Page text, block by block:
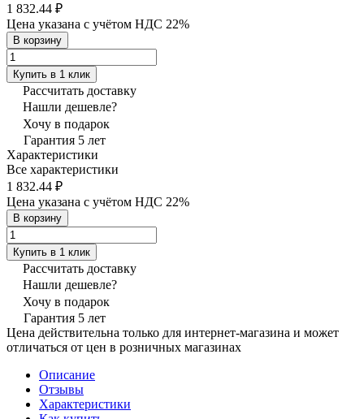
1 832.44 ₽
Цена указана с учётом НДС 22%
В корзину
Купить в 1 клик
Рассчитать доставку
Нашли дешевле?
Хочу в подарок
Гарантия 5 лет
Характеристики
Все характеристики
1 832.44 ₽
Цена указана с учётом НДС 22%
В корзину
Купить в 1 клик
Рассчитать доставку
Нашли дешевле?
Хочу в подарок
Гарантия 5 лет
Цена действительна только для интернет-магазина и может
отличаться от цен в розничных магазинах
Описание
Отзывы
Характеристики